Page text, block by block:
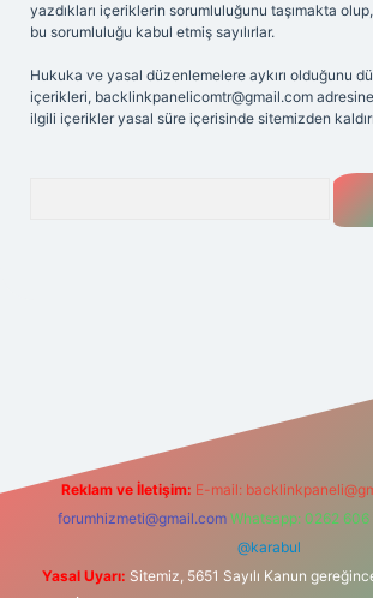
yazdıkları içeriklerin sorumluluğunu taşımakta
bu sorumluluğu kabul etmiş sayılırlar.
Hukuka ve yasal düzenlemelere aykırı olduğunu
içerikleri, backlinkpanelicomtr@gmail.com
ilgili içerikler yasal süre içerisinde sitemizden
Reklam ve İletişim: E-mail:
forumhizmeti@gmail.com Whatsapp: 0262 606
@karabul
Yasal Uyarı: Sitemiz, 5651 Sayılı Kanun